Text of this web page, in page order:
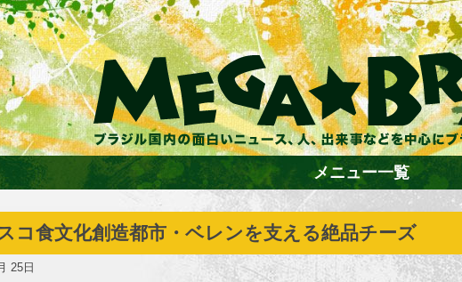
ホーム
メニュー一覧
コ食文化創造都市・ベレンを支える絶品チーズ
25日